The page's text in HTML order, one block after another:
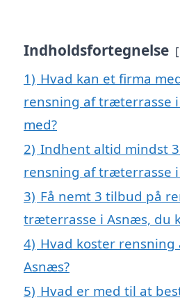
Indholdsfortegnelse
1) Hvad kan et firma
rensning af træterrasse
med?
2) Indhent altid mindst
rensning af træterrasse
3) Få nemt 3 tilbud på
træterrasse i Asnæs, du
4) Hvad koster
Asnæs?
5) Hvad er med til at